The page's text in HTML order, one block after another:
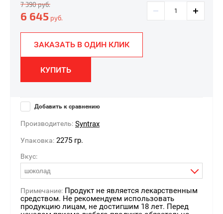
7 390руб.
6 645 руб.
ЗАКАЗАТЬ В ОДИН КЛИК
КУПИТЬ
Добавить к сравнению
Производитель: Syntrax
Упаковка: 2275 гр.
Вкус:
шоколад
Примечание: Продукт не является лекарственным
средством. Не рекомендуем использовать
продукцию лицам, не достигшим 18 лет. Перед